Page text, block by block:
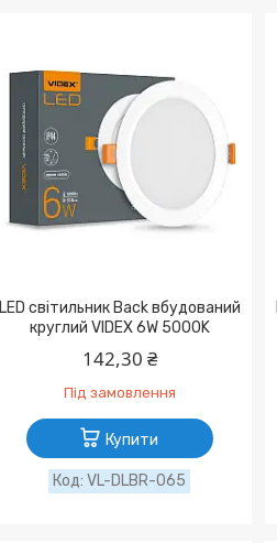
LED світильник Back вбудований
круглий VIDEX 6W 5000K
142,30 ₴
Під замовлення
Купити
VL-DLBR-065